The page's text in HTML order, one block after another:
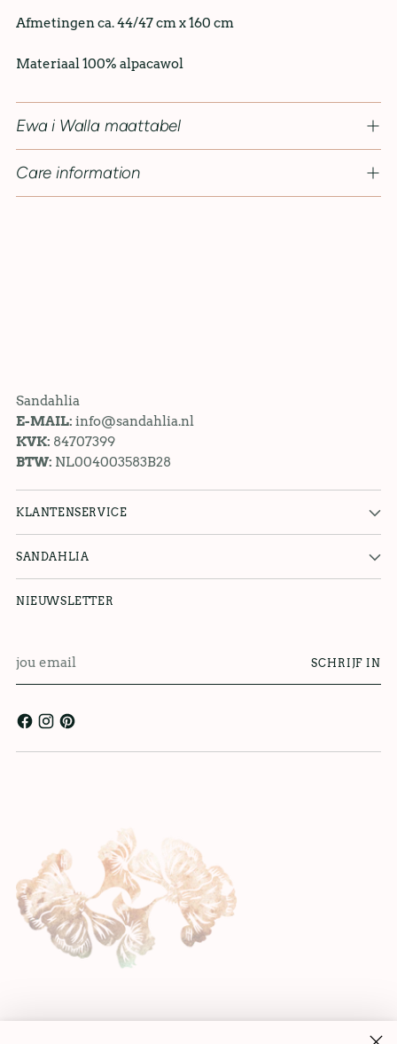
Afmetingen ca. 44/47 cm x 160 cm
Materiaal 100% alpacawol
Ewa i Walla maattabel
Care information
Sandahlia
E-MAIL: info@sandahlia.nl
KVK: 84707399
BTW: NL004003583B28
KLANTENSERVICE
SANDAHLIA
NIEUWSLETTER
email
SCHRIJF IN